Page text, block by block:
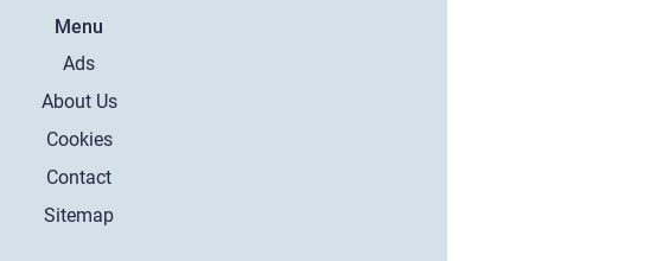
Menu
Ads
About Us
Cookies
Contact
Sitemap